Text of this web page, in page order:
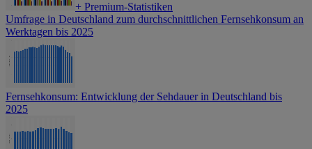
+ Premium-Statistiken
Umfrage in Deutschland zum durchschnittlichen Fernsehkonsum an
Werktagen bis 2025
Fernsehkonsum: Entwicklung der Sehdauer in Deutschland bis
2025